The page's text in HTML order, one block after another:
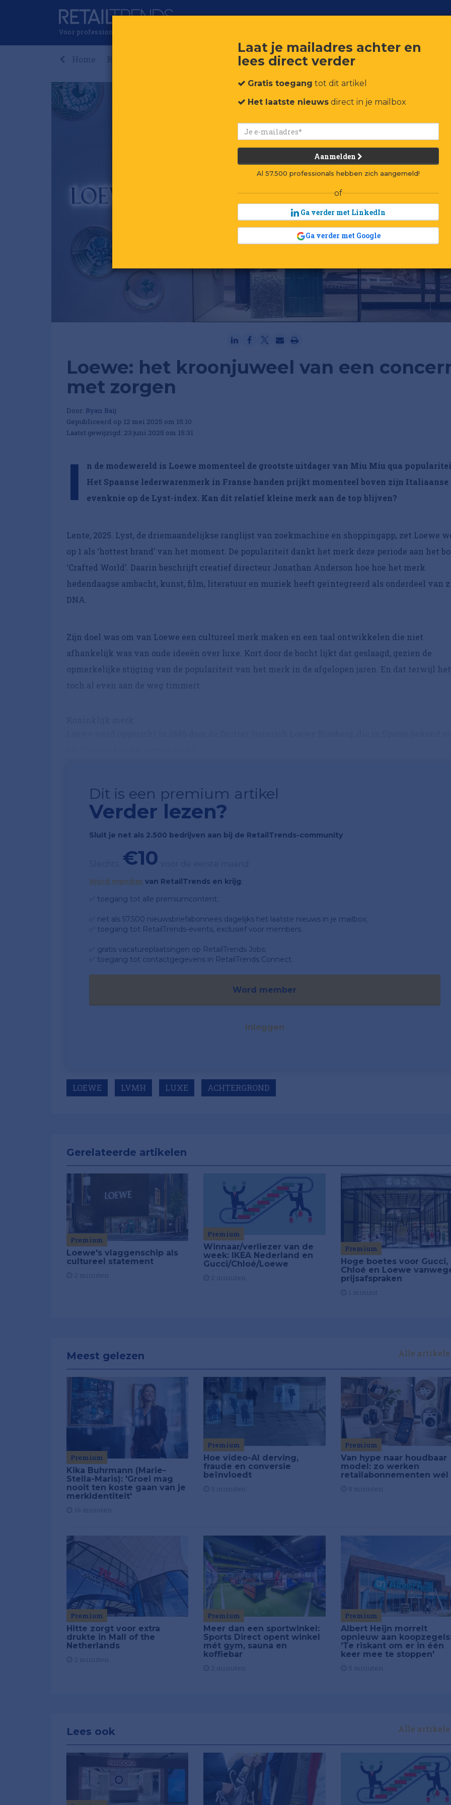
Voor professionals in retail & brands
Home Recent Events Connect Jobs
Loewe: het kroonjuweel van een
met zorgen
Door: Ryan Baij
Gepubliceerd op 12 mei 2025 om 15:10
Laatst gewijzigd: 23 juni 2025 om 15:31
I
n de modewereld is Loewe momenteel de grootste uitdager van Miu Miu qua
Het Spaanse lederwarenmerk in Franse handen prijkt momenteel boven zijn Italiaanse
evenknie op de Lyst-index. Kan dit relatief kleine merk aan de top blijven?
Lente, 2025. Lyst, de driemaandelijkse ranglijst van zoekmachine en shoppingapp, zet Loewe
op 1 als ‘hottest brand’ van het moment. De populariteit dankt het merk deze periode aan het
‘Crafted World’. Daarin beschrijft creatief directeur Jonathan Anderson hoe hoe het merk
hedendaagse ambacht, kunst, film, literatuur en muziek heeft geïntegreerd als onderdeel van
DNA.
Zijn doel was om van Loewe een cultureel merk maken en een taal ontwikkelen die niet
afhankelijk was van oude ideeën over luxe. Kort door de bocht lijkt dat geslaagd, gezien de
opmerkelijke stijging van de populariteit van het merk in de afgelopen jaren. En dat terwijl het
toch al even aan de weg timmert.
Dit is een premium artikel
Verder lezen?
Sluit je net als 2.500 bedrijven aan bij de RetailTrends-community
€10
Word member van RetailTrends en krijg;
✅ toegang tot alle premiumcontent;
✅ net als 57.500 nieuwsbriefabonnees dagelijks het laatste nieuws in je mailbox;
✅ toegang tot RetailTrends-events, exclusief voor members.
✅ gratis vacatureplaatsingen op RetailTrends Jobs;
✅ toegang tot contactgegevens in RetailTrends Connect.
Word member
Inloggen
LOEWE LVMH LUXE ACHTERGROND
Gerelateerde artikelen
Premium
Loewe's vlaggenschip als
cultureel statement
Premium
Winnaar/verliezer van de
week: IKEA Nederland en
Gucci/Chloé/Loewe
Premium
Hoge boetes voor Gucci,
Chloé en Loewe
prijsafspraken
Meest gelezen Alle
Premium
Kika Buhrmann (Marie-
Stella-Maris): 'Groei mag
nooit ten koste gaan van je
merkidentiteit'
Premium
Hoe video-AI derving,
fraude en conversie
beïnvloedt
Premium
Van hype naar houdbaar
model: zo werken
retailabonnementen wél
Premium
Hitte zorgt voor extra
drukte in Mall of the
Netherlands
Premium
Meer dan een sportwinkel:
Sports Direct opent winkel
mét gym, sauna en
koffiebar
Premium
Albert Heijn morrelt
opnieuw aan
'Te riskant om er in één
keer mee te stoppen'
Lees ook Alle
Laat je mailadres achter en
lees direct verder
Gratis toegang tot dit artikel
Het laatste nieuws direct in je mailbox
Aanmelden
Al 57.500 professionals hebben zich aangemeld!
of
Ga verder met LinkedIn
Ga verder met Google